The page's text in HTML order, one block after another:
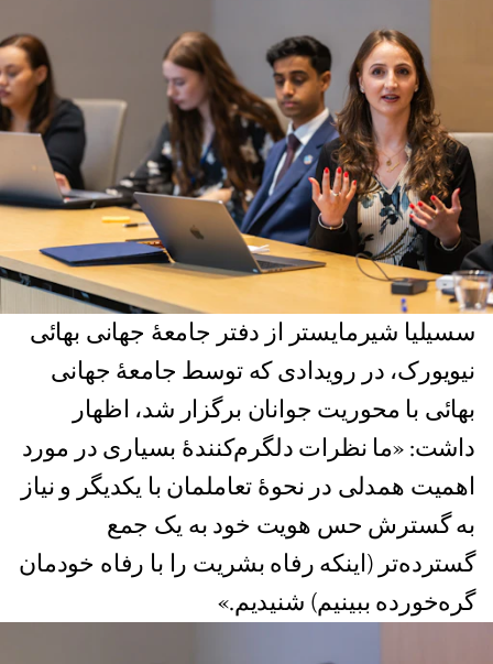
سسیلیا شیرمایستر از دفتر جامعهٔ جهانی بهائی
نیویورک، در رویدادی که توسط جامعهٔ جهانی
بهائی با محوریت جوانان برگزار شد، اظهار
داشت: «ما نظرات دلگرم‌کنندهٔ بسیاری در مورد
اهمیت همدلی در نحوهٔ تعاملمان با یکدیگر و نیاز
به گسترش حس هویت خود به یک جمع
گسترده‌تر (اینکه رفاه بشریت را با رفاه خودمان
گره‌خورده ببینیم) شنیدیم.»